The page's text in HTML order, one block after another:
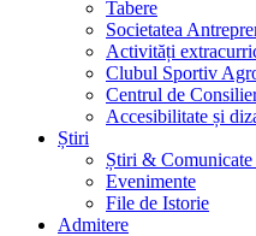
Tabere
Societatea
Activități
Clubul Sportiv
Centrul de
Accesibilitate și
Știri
Știri & Comunicate
Evenimente
File de Istorie
Admitere